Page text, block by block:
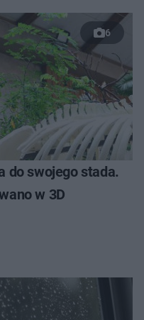
6
do swojego stada.
w 3D